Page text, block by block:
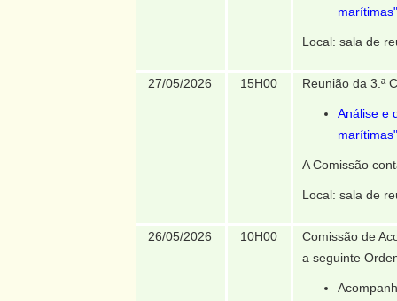
Local: sala de
27/05/2026 15H00 Reunião da 3.ª
Análise e
A Comissão
Local: sala de
26/05/2026 10H00
Comissão de
a seguinte